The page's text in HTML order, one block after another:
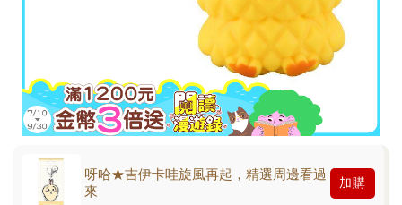
呀哈★吉伊卡哇旋風再起，精選周邊看過
來
加購